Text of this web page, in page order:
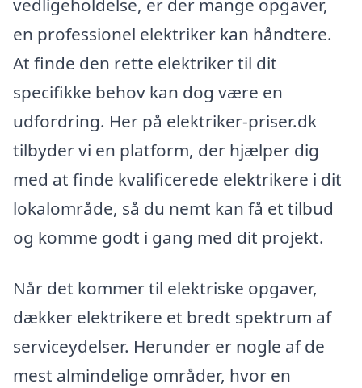
vedligeholdelse, er der mange opgaver,
en professionel elektriker kan håndtere.
At finde den rette elektriker til dit
specifikke behov kan dog være en
udfordring. Her på elektriker-priser.dk
tilbyder vi en platform, der hjælper dig
med at finde kvalificerede elektrikere i dit
lokalområde, så du nemt kan få et tilbud
og komme godt i gang med dit projekt.
Når det kommer til elektriske opgaver,
dækker elektrikere et bredt spektrum af
serviceydelser. Herunder er nogle af de
mest almindelige områder, hvor en